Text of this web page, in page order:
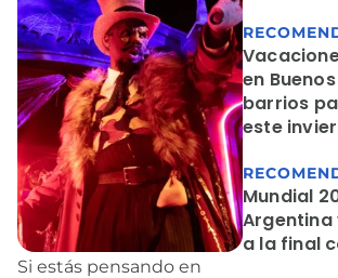
Si estás pensando en
en
barrios
este
Mundial
a la final